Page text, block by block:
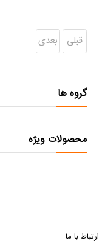
قبلی بعدی
گروه ها
محصولات ویژه
ارتباط با ما